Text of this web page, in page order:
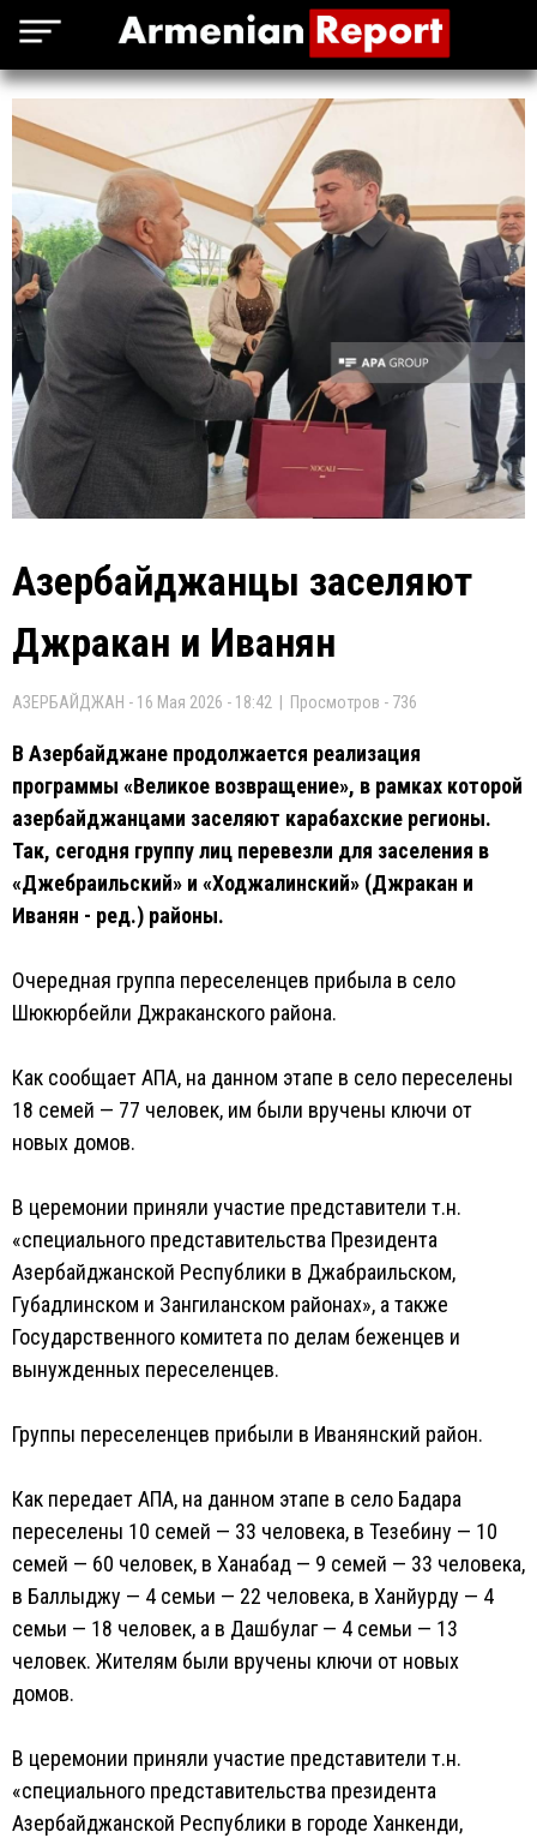
Азербайджанцы заселяют
Джракан и Иванян
АЗЕРБАЙДЖАН - 16 Мая 2026 - 18:42 | Просмотров - 736
В Азербайджане продолжается реализация
программы «Великое возвращение», в рамках которой
азербайджанцами заселяют карабахские регионы.
Так, сегодня группу лиц перевезли для заселения в
«Джебраильский» и «Ходжалинский» (Джракан и
Иванян - ред.) районы.
Очередная группа переселенцев прибыла в село
Шюкюрбейли Джраканского района.
Как сообщает AПA, на данном этапе в село переселены
18 семей — 77 человек, им были вручены ключи от
новых домов.
В церемонии приняли участие представители т.н.
«специального представительства Президента
Азербайджанской Республики в Джабраильском,
Губадлинском и Зангиланском районах», а также
Государственного комитета по делам беженцев и
вынужденных переселенцев.
Группы переселенцев прибыли в Иванянский район.
Как передает AПA, на данном этапе в село Бадара
переселены 10 семей — 33 человека, в Тезебину — 10
семей — 60 человек, в Ханабад — 9 семей — 33 человека,
в Баллыджу — 4 семьи — 22 человека, в Ханйурду — 4
семьи — 18 человек, а в Дашбулаг — 4 семьи — 13
человек. Жителям были вручены ключи от новых
домов.
В церемонии приняли участие представители т.н.
«специального представительства президента
Азербайджанской Республики в городе Ханкенди,